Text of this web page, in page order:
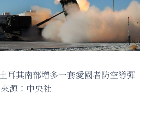
耳其南部增多一套愛國者防空導彈
源：中央社